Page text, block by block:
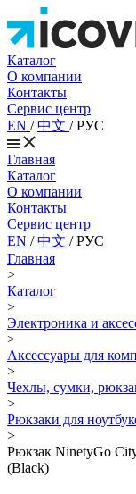
Каталог
О компании
Контакты
Сервис центр
EN /中文 /РУС
Главная
Каталог
О компании
Контакты
Сервис центр
EN /中文 /РУС
Главная
>
Каталог
>
Электроника и
>
Аксессуары для
>
Чехлы, сумки,
>
Рюкзаки для
>
Рюкзак NinetyGo
(Black)